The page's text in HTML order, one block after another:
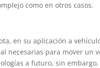
como en otros casos.
en su aplicación a
necesarias para mover un
a futuro, sin